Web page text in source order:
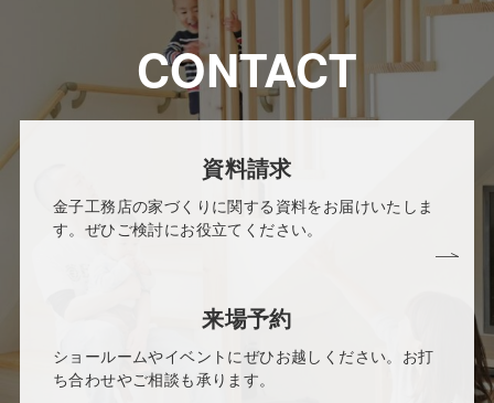
CONTACT
資料請求
金子工務店の家づくりに関する資料をお届けいたしま
す。ぜひご検討にお役立てください。
来場予約
ショールームやイベントにぜひお越しください。お打
ち合わせやご相談も承ります。